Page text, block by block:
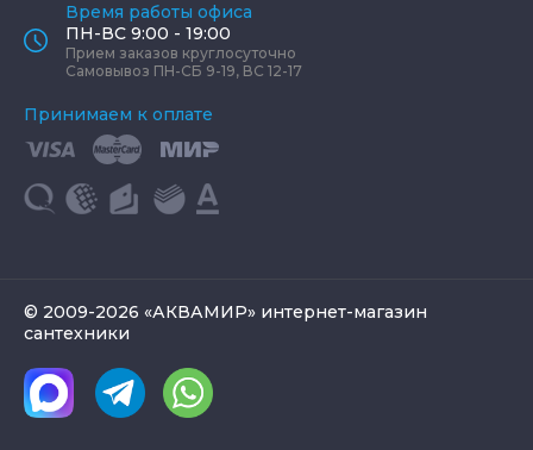
Время работы офиса
ПН-ВС 9:00 - 19:00
Прием заказов круглосуточно
Самовывоз ПН-СБ 9-19, ВС 12-17
Принимаем к оплате
© 2009-2026 «АКВАМИР» интернет-магазин
сантехники